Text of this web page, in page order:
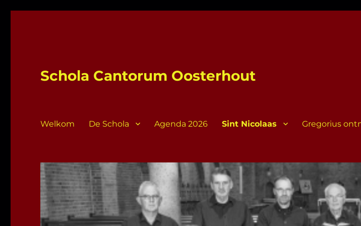
Schola Cantorum Oosterhout
Welkom De Schola Agenda 2026 Sint Nicolaas Gregorius